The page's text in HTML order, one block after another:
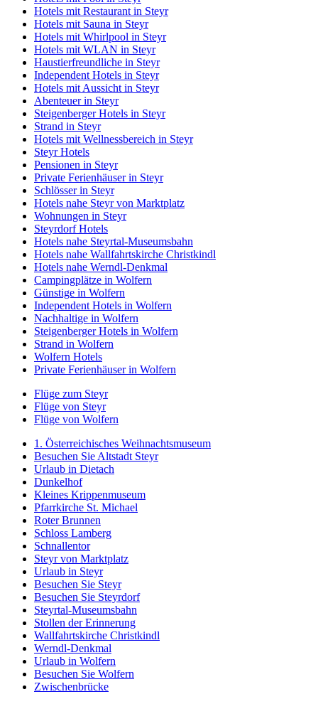
Hotels mit Restaurant in Steyr
Hotels mit Sauna in Steyr
Hotels mit Whirlpool in Steyr
Hotels mit WLAN in Steyr
Haustierfreundliche in Steyr
Independent Hotels in Steyr
Hotels mit Aussicht in Steyr
Abenteuer in Steyr
Steigenberger Hotels in Steyr
Strand in Steyr
Hotels mit Wellnessbereich in Steyr
Steyr Hotels
Pensionen in Steyr
Private Ferienhäuser in Steyr
Schlösser in Steyr
Hotels nahe Steyr von Marktplatz
Wohnungen in Steyr
Steyrdorf Hotels
Hotels nahe Steyrtal-Museumsbahn
Hotels nahe Wallfahrtskirche Christkindl
Hotels nahe Werndl-Denkmal
Campingplätze in Wolfern
Günstige in Wolfern
Independent Hotels in Wolfern
Nachhaltige in Wolfern
Steigenberger Hotels in Wolfern
Strand in Wolfern
Wolfern Hotels
Private Ferienhäuser in Wolfern
Flüge zum Steyr
Flüge von Steyr
Flüge von Wolfern
1. Österreichisches Weihnachtsmuseum
Besuchen Sie Altstadt Steyr
Urlaub in Dietach
Dunkelhof
Kleines Krippenmuseum
Pfarrkirche St. Michael
Roter Brunnen
Schloss Lamberg
Schnallentor
Steyr von Marktplatz
Urlaub in Steyr
Besuchen Sie Steyr
Besuchen Sie Steyrdorf
Steyrtal-Museumsbahn
Stollen der Erinnerung
Wallfahrtskirche Christkindl
Werndl-Denkmal
Urlaub in Wolfern
Besuchen Sie Wolfern
Zwischenbrücke